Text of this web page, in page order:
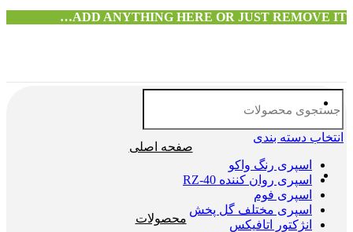
ADD ANYTHING HERE OR JUST REMOVE IT…
انتخاب دسته بندی
اسپری رنگ واکو
اسپری روان کننده RZ-40
اسپری فوم
اسپری مختلف گل پخش
انژکتور اتافیکس
صفحه اصلی
محصولات